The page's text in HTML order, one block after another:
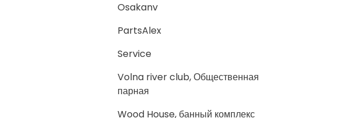
Osakanv
PartsAlex
Service
Volna river club, Общественная
парная
Wood House, банный комплекс